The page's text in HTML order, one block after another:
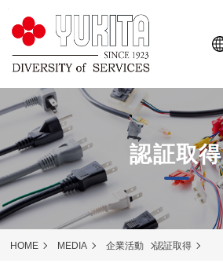
認証取得
HOME MEDIA 企業活動 認証取得